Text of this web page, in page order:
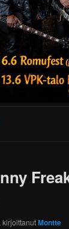
, kirjoittanutMontte